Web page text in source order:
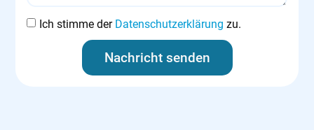
Ich stimme der Datenschutzerklärungzu.
Nachricht senden